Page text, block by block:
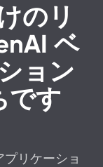
のリ
ベ
ョン
です
リケーショ